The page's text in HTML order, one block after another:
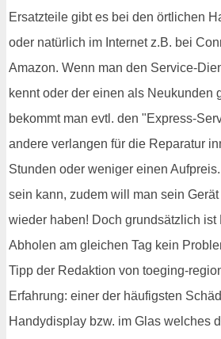
Ersatzteile gibt es bei den örtlichen
oder natürlich im Internet z.B. bei
Amazon. Wenn man den Service-
kennt oder der einen als Neukunden
bekommt man evtl. den "Express-
andere verlangen für die Reparatur
Stunden oder weniger einen
sein kann, zudem will man sein Gerät
wieder haben! Doch grundsätzlich ist
Abholen am gleichen Tag kein
Tipp der Redaktion von toeging-
Erfahrung: einer der häufigsten
Handydisplay bzw. im Glas welches